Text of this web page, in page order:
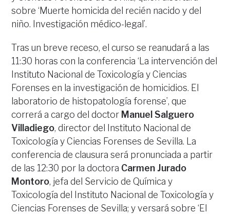
sobre ‘Muerte homicida del recién nacido y del
niño. Investigación médico-legal’.
Tras un breve receso, el curso se reanudará a las
11:30 horas con la conferencia ‘La intervención del
Instituto Nacional de Toxicología y Ciencias
Forenses en la investigación de homicidios. El
laboratorio de histopatología forense’, que
correrá a cargo del doctor Manuel Salguero
Villadiego, director del Instituto Nacional de
Toxicología y Ciencias Forenses de Sevilla. La
conferencia de clausura será pronunciada a partir
de las 12:30 por la doctora Carmen Jurado
Montoro, jefa del Servicio de Química y
Toxicología del Instituto Nacional de Toxicología y
Ciencias Forenses de Sevilla; y versará sobre ‘El